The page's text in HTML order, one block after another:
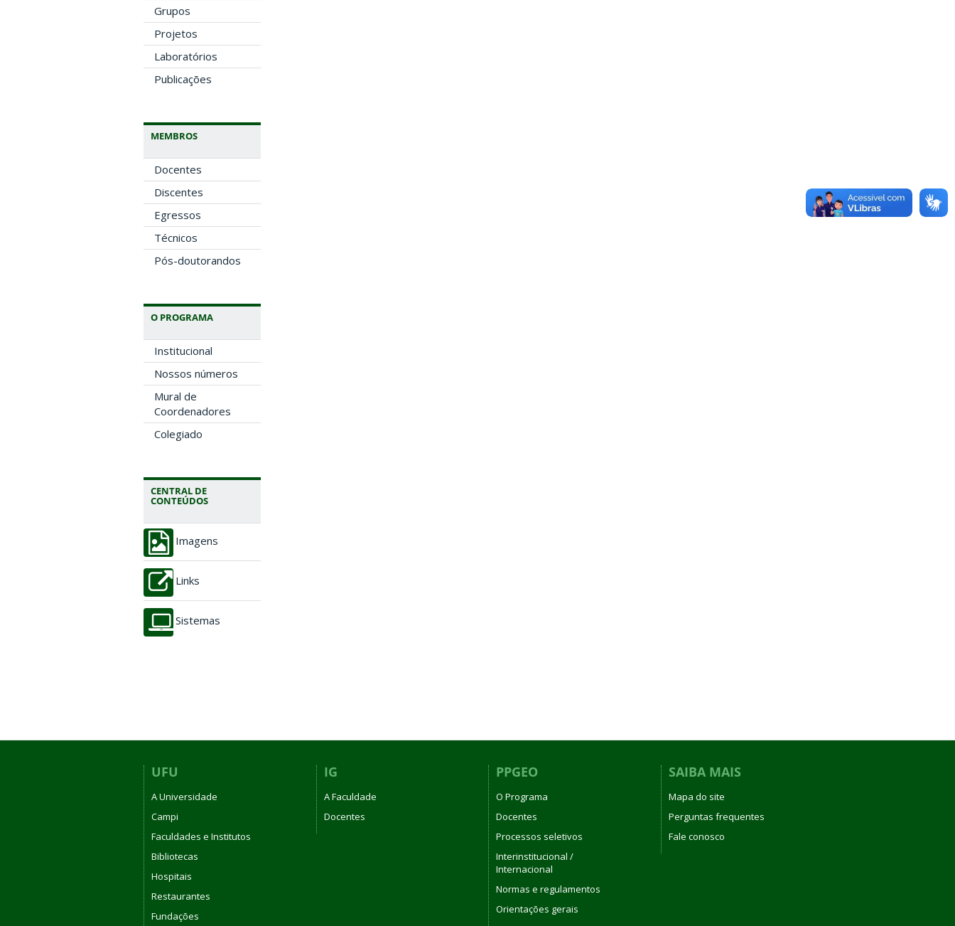
Grupos
Projetos
Laboratórios
Publicações
MEMBROS
Docentes
Discentes
Egressos
Técnicos
Pós-doutorandos
O PROGRAMA
Institucional
Nossos números
Mural de
Coordenadores
Colegiado
CENTRAL DE
CONTEÚDOS
Imagens
Links
Sistemas
UFU
A Universidade
Campi
Faculdades e Institutos
Bibliotecas
Hospitais
Restaurantes
Fundações
IG
A Faculdade
Docentes
PPGEO
O Programa
Docentes
Processos seletivos
Interinstitucional /
Internacional
Normas e regulamentos
Orientações gerais
SAIBA MAIS
Mapa do site
Perguntas frequentes
Fale conosco